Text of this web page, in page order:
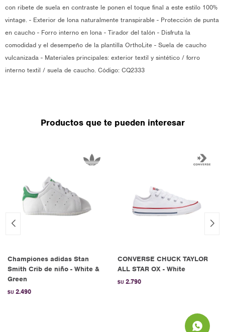
con ribete de suela en contraste le ponen el toque final a este estilo 100%
vintage. - Exterior de lona naturalmente transpirable - Protección de punta
en caucho - Forro interno en lona - Tirador del talón - Disfruta la
comodidad y el desempeño de la plantilla OrthoLite - Suela de caucho
vulcanizada - Materiales principales: exterior textil y sintético / forro
interno textil / suela de caucho. Código: CQ2333
Productos que te pueden interesar
Championes adidas Stan
Smith Crib de niño - White &
Green
$U 2.490
CONVERSE CHUCK TAYLOR
ALL STAR OX - White
$U 2.790